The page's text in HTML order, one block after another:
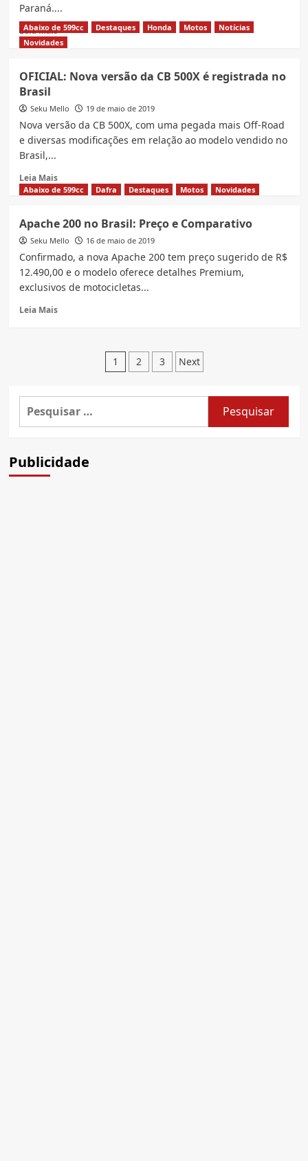
e
cenários
inesquecíveis
Paraná....
Leia MaisRead
more
na
2019
passa
2500
Abaixo de 599cc Destaques Honda Motos
Notícias
Novidades
OFICIAL: Nova versão da CB 500X é registrada no
Brasil
Seku Mello 19 de maio de 2019
Nova versão da CB 500X, com uma pegada mais Off-Road
e diversas modificações em relação ao modelo vendido no
Brasil,...
Leia MaisRead
more
Nova
versão
da
CB
é
registrada
Abaixo de 599cc Dafra Destaques Motos Novidades
Apache 200 no Brasil: Preço e Comparativo
Seku Mello 16 de maio de 2019
Confirmado, a nova Apache 200 tem preço sugerido de R$
12.490,00 e o modelo oferece detalhes Premium,
exclusivos de motocicletas...
Leia MaisRead
Preço
e
Comparativo
Paginação
1 2 3 Next
Pesquisar
por:
Publicidade